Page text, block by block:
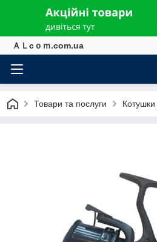
ＡＬcｏｍ.com.ua
Товари та послуги Котушки